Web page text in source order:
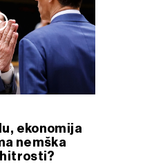
ekonomija
nemška
hitrosti?